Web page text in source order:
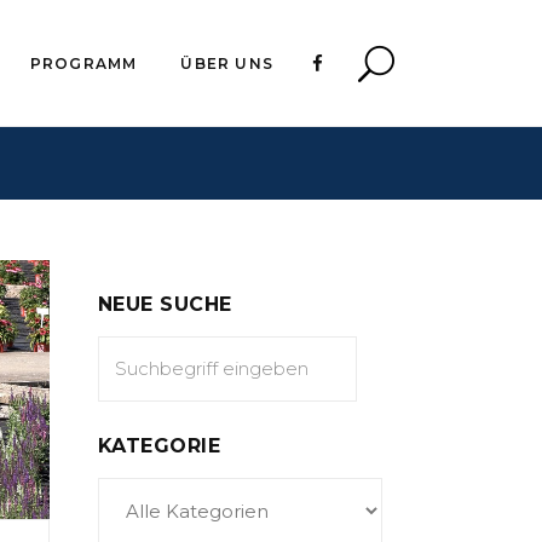
PROGRAMM ÜBER UNS
NEUE SUCHE
KATEGORIE